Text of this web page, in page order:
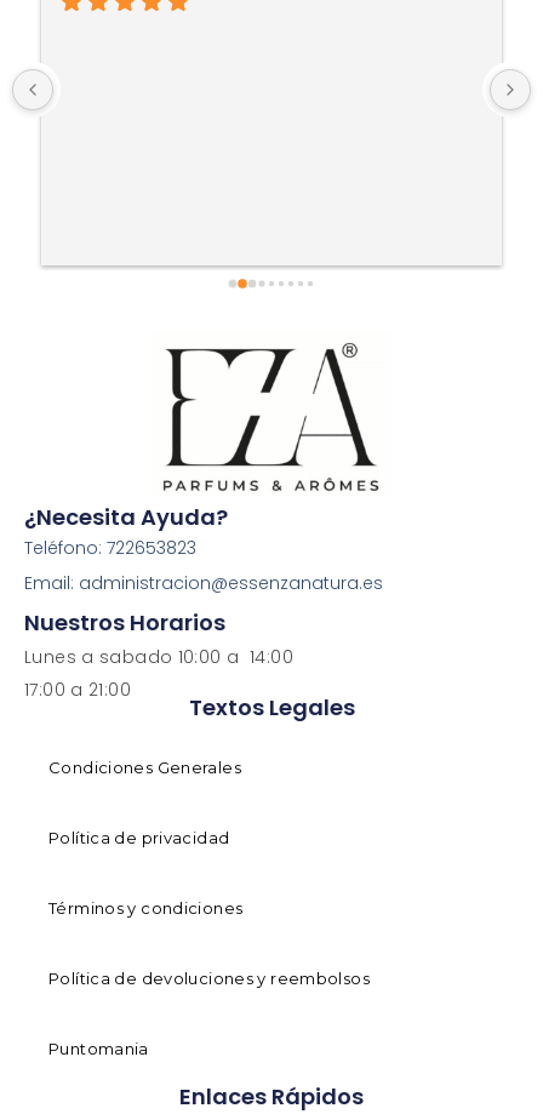
¿Necesita Ayuda?
Teléfono: 722653823
Email: administracion@essenzanatura.es
Nuestros Horarios
Lunes a sabado 10:00 a 14:00
17:00 a 21:00
Textos Legales
Condiciones Generales
Política de privacidad
Términos y condiciones
Política de devoluciones y reembolsos
Puntomania
Enlaces Rápidos